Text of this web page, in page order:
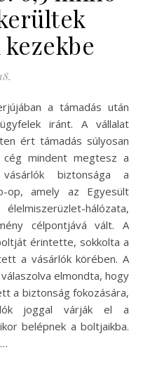
iránt. A vállalat
ért támadás súlyosan
mindent megtesz a
biztonsága a
op, amely az Egyesült
hálózata,
célpontjává vált. A
érintette, sokkolta a
a vásárlók körében. A
elmondta, hogy
a biztonság fokozására,
joggal várják el a
belépnek a boltjaikba.